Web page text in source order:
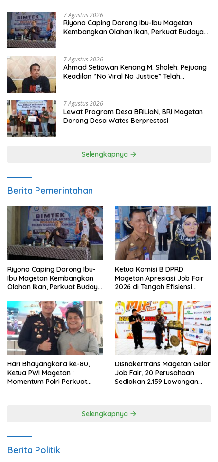
7 Agustus 2026
Riyono Caping Dorong Ibu-Ibu Magetan
Kembangkan Olahan Ikan, Perkuat Budaya
7 Agustus 2026
Ahmad Setiawan Kenang M. Sholeh: Pejuang
Keadilan “No Viral No Justice” Telah
7 Agustus 2026
Lewat Program Desa BRILiaN, BRI Magetan
Dorong Desa Wates Berprestasi
Selengkapnya
Berita Pemerintahan
Riyono Caping Dorong Ibu-
Ibu Magetan Kembangkan
Olahan Ikan, Perkuat Budaya
Ketua Komisi B DPRD
Magetan Apresiasi Job Fair
2026 di Tengah Efisiensi
Hari Bhayangkara ke-80,
Ketua PWI Magetan :
Momentum Polri Perkuat
Disnakertrans Magetan Gelar
Job Fair, 20 Perusahaan
Sediakan 2.159 Lowongan
Selengkapnya
Berita Politik